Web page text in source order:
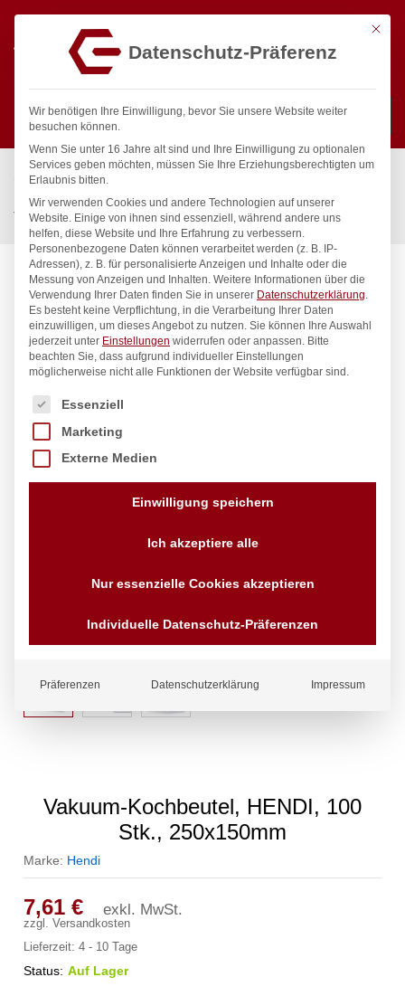
Suchen
Start / Gastronomiebedarf & Gastro Geräte für Profis
Küchengeräte
Vakuumverpackung
/
Vakuum-Kochbeutel, HENDI, 100 Stk., 250x150mm
Vakuum-Kochbeutel, HENDI, 100
Stk., 250x150mm
Marke: Hendi
7,61€ exkl. MwSt.
zzgl.Versandkosten
Lieferzeit:4 - 10 Tage
Status: Auf Lager
Mit
Datenschutz-Präferenz
Wir benötigen Ihre Einwilligung, bevor Sie unsere Website weiter
besuchen können.
Wenn Sie unter 16 Jahre alt sind und Ihre Einwilligung zu optionalen
Services geben möchten, müssen Sie Ihre Erziehungsberechtigten um
Erlaubnis bitten.
Wir verwenden Cookies und andere Technologien auf unserer
Website. Einige von ihnen sind essenziell, während andere uns
helfen, diese Website und Ihre Erfahrung zu verbessern.
Personenbezogene Daten können verarbeitet werden (z. B. IP-
Adressen), z. B. für personalisierte Anzeigen und Inhalte oder die
Messung von Anzeigen und Inhalten. Weitere Informationen über die
Verwendung Ihrer Daten finden Sie in unserer Datenschutzerklärung.
Es besteht keine Verpflichtung, in die Verarbeitung Ihrer Daten
einzuwilligen, um dieses Angebot zu nutzen. Sie können Ihre Auswahl
jederzeit unter Einstellungen widerrufen oder anpassen. Bitte
beachten Sie, dass aufgrund individueller Einstellungen
möglicherweise nicht alle Funktionen der Website verfügbar sind.
Es folgt eine Liste der Service-Gruppen, für die eine
Essenziell
Marketing
Externe Medien
Einwilligung speichern
Ich akzeptiere alle
Nur essenzielle Cookies akzeptieren
Individuelle Datenschutz-Präferenzen
Präferenzen Datenschutzerklärung Impressum